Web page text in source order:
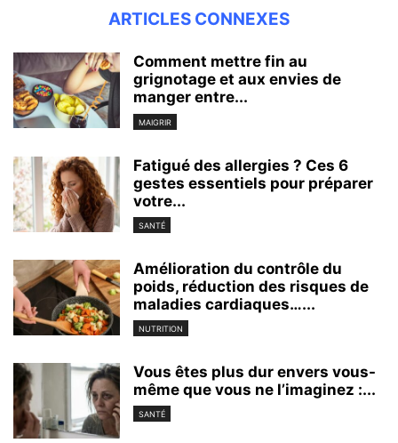
ARTICLES CONNEXES
Comment mettre fin au
grignotage et aux envies de
manger entre...
MAIGRIR
Fatigué des allergies ? Ces 6
gestes essentiels pour préparer
votre...
SANTÉ
Amélioration du contrôle du
poids, réduction des risques de
maladies cardiaques…...
NUTRITION
Vous êtes plus dur envers vous-
même que vous ne l’imaginez :...
SANTÉ